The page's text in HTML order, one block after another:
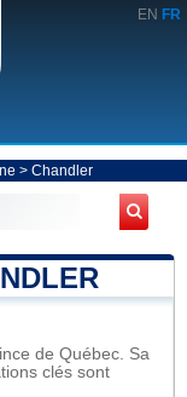
EN FR
> Chandler
de Québec. Sa
clés sont